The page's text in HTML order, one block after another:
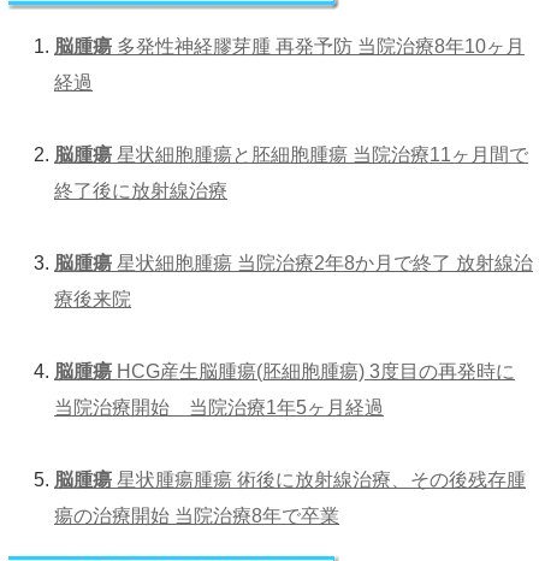
脳腫瘍 多発性神経膠芽腫 再発予防 当院治療8年10ヶ月
経過
脳腫瘍 星状細胞腫瘍と胚細胞腫瘍 当院治療11ヶ月間で
終了後に放射線治療
脳腫瘍 星状細胞腫瘍 当院治療2年8か月で終了 放射線治
療後来院
脳腫瘍 HCG産生脳腫瘍(胚細胞腫瘍) 3度目の再発時に
当院治療開始 当院治療1年5ヶ月経過
脳腫瘍 星状腫瘍腫瘍 術後に放射線治療、その後残存腫
瘍の治療開始 当院治療8年で卒業